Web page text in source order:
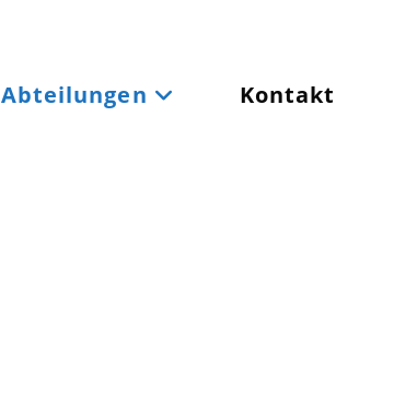
Abteilungen Kontakt